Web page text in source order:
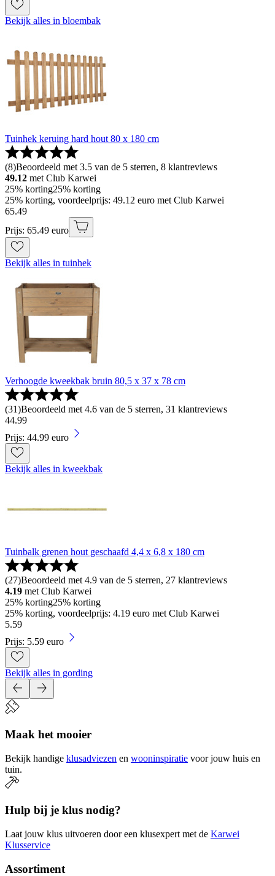
Bekijk alles in bloembak
Tuinhek keruing hard hout 80 x 180 cm
(8)Beoordeeld met 3.5 van de 5 sterren, 8 klantreviews
49.12 met Club Karwei
25% korting25% korting
25% korting, voordeelprijs: 49.12 euro met Club Karwei
65.49
Prijs: 65.49 euro
Bekijk alles in tuinhek
Verhoogde kweekbak bruin 80,5 x 37 x 78 cm
(31)Beoordeeld met 4.6 van de 5 sterren, 31 klantreviews
44.99
Prijs: 44.99 euro
Bekijk alles in kweekbak
Tuinbalk grenen hout geschaafd 4,4 x 6,8 x 180 cm
(27)Beoordeeld met 4.9 van de 5 sterren, 27 klantreviews
4.19 met Club Karwei
25% korting25% korting
25% korting, voordeelprijs: 4.19 euro met Club Karwei
5.59
Prijs: 5.59 euro
Bekijk alles in gording
Maak het mooier
Bekijk handige klusadviezen en wooninspiratie voor jouw huis en
tuin.
Hulp bij je klus nodig?
Laat jouw klus uitvoeren door een klusexpert met de Karwei
Klusservice
Assortiment